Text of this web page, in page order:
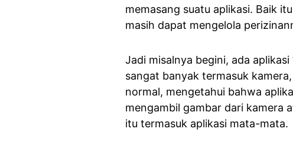
memasang suatu aplikasi. Baik
masih dapat mengelola
Jadi misalnya begini, ada aplikasi
sangat banyak termasuk
normal, mengetahui bahwa
mengambil gambar dari kamera
itu termasuk aplikasi mata-mata.